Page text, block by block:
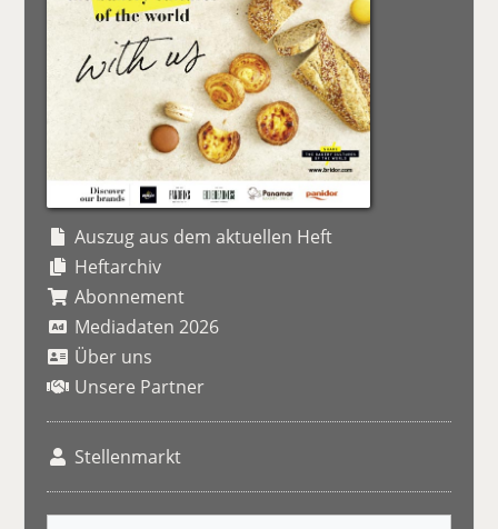
Auszug aus dem aktuellen Heft
Heftarchiv
Abonnement
Mediadaten 2026
Über uns
Unsere Partner
Stellenmarkt